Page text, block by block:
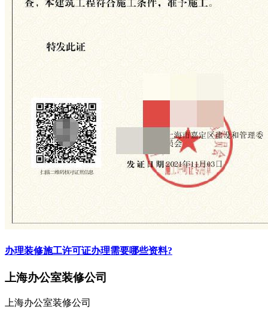
办理装修施工许可证办理需要哪些资料?
上海办公室装修公司
上海办公室装修公司